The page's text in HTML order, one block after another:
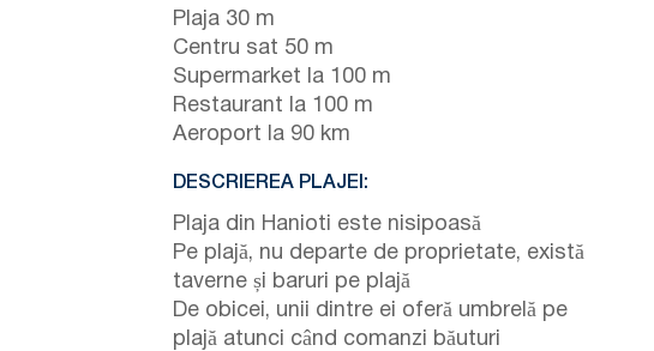
Plaja 30 m
Centru sat 50 m
Supermarket la 100 m
Restaurant la 100 m
Aeroport la 90 km
DESCRIEREA PLAJEI:
Plaja din Hanioti este nisipoasă
Pe plajă, nu departe de proprietate, există
taverne și baruri pe plajă
De obicei, unii dintre ei oferă umbrelă pe
plajă atunci când comanzi băuturi